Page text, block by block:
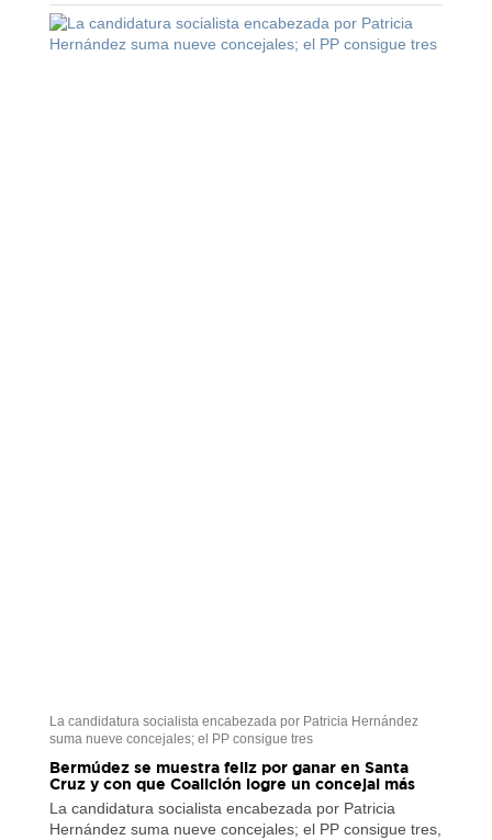
La candidatura socialista encabezada por Patricia Hernández
suma nueve concejales; el PP consigue tres
Bermúdez se muestra feliz por ganar en Santa
Cruz y con que Coalición logre un concejal más
La candidatura socialista encabezada por Patricia
Hernández suma nueve concejales; el PP consigue tres,